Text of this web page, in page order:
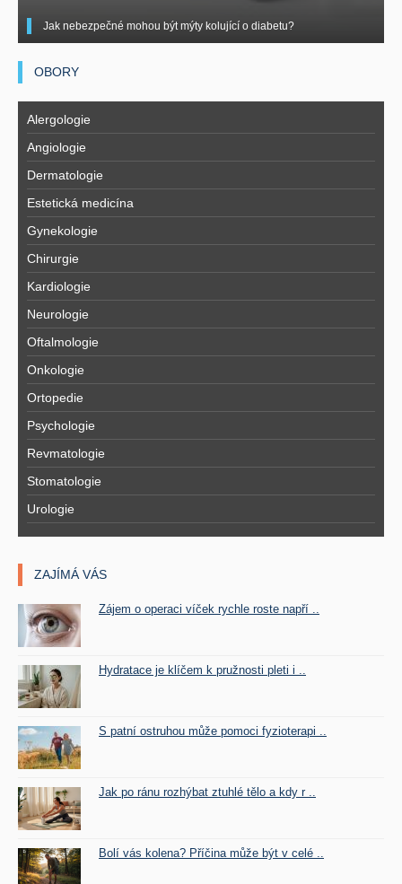
Jak nebezpečné mohou být mýty kolující o diabetu?
OBORY
Alergologie
Angiologie
Dermatologie
Estetická medicína
Gynekologie
Chirurgie
Kardiologie
Neurologie
Oftalmologie
Onkologie
Ortopedie
Psychologie
Revmatologie
Stomatologie
Urologie
ZAJÍMÁ VÁS
Zájem o operaci víček rychle roste napří ..
Hydratace je klíčem k pružnosti pleti i ..
S patní ostruhou může pomoci fyzioterapi ..
Jak po ránu rozhýbat ztuhlé tělo a kdy r ..
Bolí vás kolena? Příčina může být v celé ..